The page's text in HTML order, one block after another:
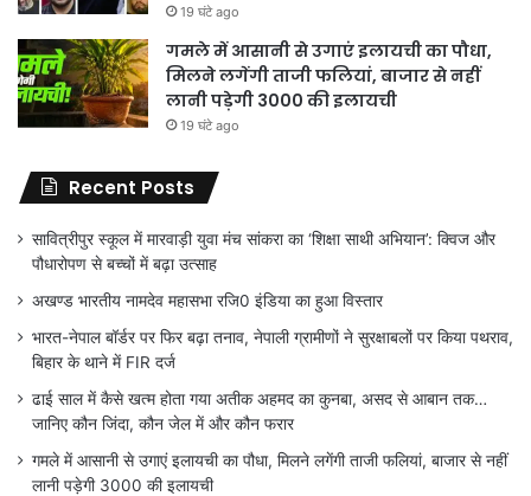
19 घंटे ago
गमले में आसानी से उगाएं इलायची का पौधा,
मिलने लगेंगी ताजी फलियां, बाजार से नहीं
लानी पड़ेगी 3000 की इलायची
19 घंटे ago
Recent Posts
सावित्रीपुर स्कूल में मारवाड़ी युवा मंच सांकरा का ‘शिक्षा साथी अभियान’: क्विज और
पौधारोपण से बच्चों में बढ़ा उत्साह
अखण्ड भारतीय नामदेव महासभा रजि0 इंडिया का हुआ विस्तार
भारत-नेपाल बॉर्डर पर फिर बढ़ा तनाव, नेपाली ग्रामीणों ने सुरक्षाबलों पर किया पथराव,
बिहार के थाने में FIR दर्ज
ढाई साल में कैसे खत्म होता गया अतीक अहमद का कुनबा, असद से आबान तक…
जानिए कौन जिंदा, कौन जेल में और कौन फरार
गमले में आसानी से उगाएं इलायची का पौधा, मिलने लगेंगी ताजी फलियां, बाजार से नहीं
लानी पड़ेगी 3000 की इलायची